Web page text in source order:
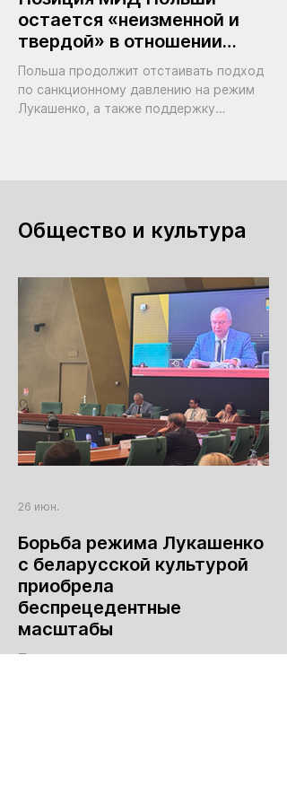
остается «неизменной и
твердой» в отношении
режима Лукашенко
Польша продолжит отстаивать подход
по санкционному давлению на режим
Лукашенко, а также поддержку
Общество и культура
Борьба режима Лукашенко
с беларусской культурой
приобрела
беспрецедентные
масштабы
Тезисы выступления заместителя
26 июн.